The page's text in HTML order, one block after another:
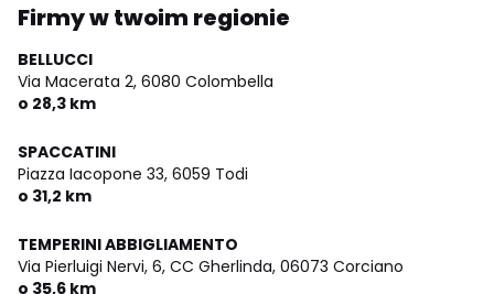
Firmy w twoim regionie
BELLUCCI
Via Macerata 2, 6080 Colombella
o 28,3 km
SPACCATINI
Piazza Iacopone 33, 6059 Todi
o 31,2 km
TEMPERINI ABBIGLIAMENTO
Via Pierluigi Nervi, 6, CC Gherlinda, 06073 Corciano
o 35,6 km